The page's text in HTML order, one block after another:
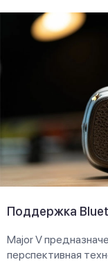
Поддержка
Major V
перспективная